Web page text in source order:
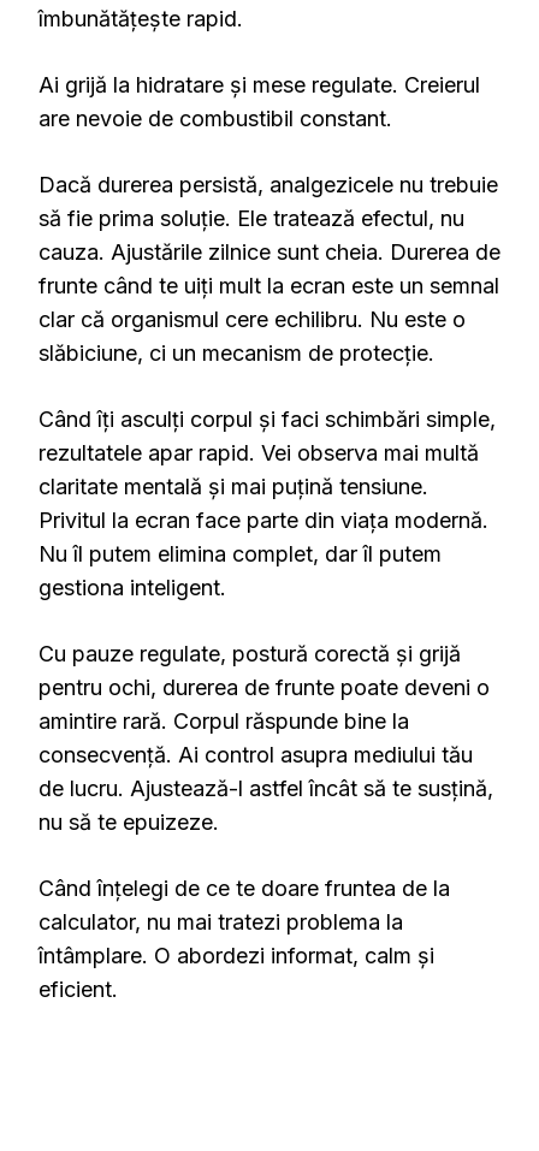
îmbunătățește rapid.
Ai grijă la hidratare și mese regulate. Creierul
are nevoie de combustibil constant.
Dacă durerea persistă, analgezicele nu trebuie
să fie prima soluție. Ele tratează efectul, nu
cauza. Ajustările zilnice sunt cheia. Durerea de
frunte când te uiți mult la ecran este un semnal
clar că organismul cere echilibru. Nu este o
slăbiciune, ci un mecanism de protecție.
Când îți asculți corpul și faci schimbări simple,
rezultatele apar rapid. Vei observa mai multă
claritate mentală și mai puțină tensiune.
Privitul la ecran face parte din viața modernă.
Nu îl putem elimina complet, dar îl putem
gestiona inteligent.
Cu pauze regulate, postură corectă și grijă
pentru ochi, durerea de frunte poate deveni o
amintire rară. Corpul răspunde bine la
consecvență. Ai control asupra mediului tău
de lucru. Ajustează-l astfel încât să te susțină,
nu să te epuizeze.
Când înțelegi de ce te doare fruntea de la
calculator, nu mai tratezi problema la
întâmplare. O abordezi informat, calm și
eficient.